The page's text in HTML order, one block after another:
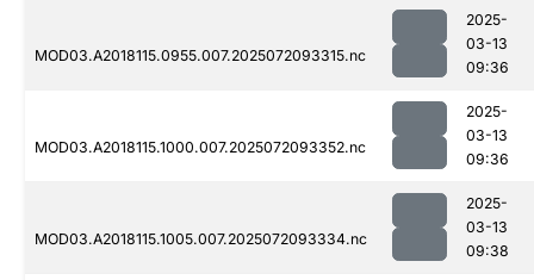
MOD03.A2018115.0955.007.2025072093315.nc
2025-
03-13
09:36
MOD03.A2018115.1000.007.2025072093352.nc
2025-
03-13
09:36
MOD03.A2018115.1005.007.2025072093334.nc
2025-
03-13
09:38